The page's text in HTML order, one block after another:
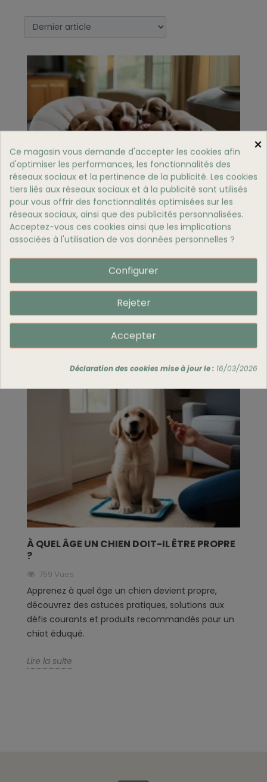
COMMENT PRENDRE SOIN D'UN CHIOT
NOUVEAU-NÉ ?
Découvrez comment prendre soin d’un chiot
nouveau-né grâce à ce guide complet : conseils
sur l’alimentation, l’hygiène, la chaleur, la
socialisation et les soins de santé pour assurer un
bon départ à votre compagnon.
Lire la suite
À QUEL ÂGE UN CHIEN DOIT-IL ÊTRE PROPRE
?
759 Vues
Apprenez à quel âge un chien devient propre,
découvrez des astuces pratiques, solutions aux
défis courants et produits recommandés pour un
chiot éduqué.
Lire la suite
×
Ce magasin vous demande d'accepter les cookies afin
d'optimiser les performances, les fonctionnalités des
réseaux sociaux et la pertinence de la publicité. Les cookies
tiers liés aux réseaux sociaux et à la publicité sont utilisés
pour vous offrir des fonctionnalités optimisées sur les
réseaux sociaux, ainsi que des publicités personnalisées.
Acceptez-vous ces cookies ainsi que les implications
associées à l'utilisation de vos données personnelles ?
Configurer
Rejeter
Accepter
Déclaration des cookies mise à jour le : 16/03/2026